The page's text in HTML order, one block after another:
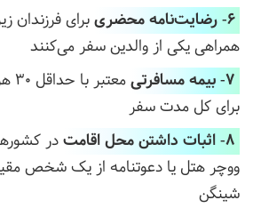
6- رضایت‌نامه محضری
همراهی یکی از والدین سفر می‌کنند
7- بیمه مسافرتی
برای کل مدت سفر
8- اثبات داشتن محل اقامت
در
ووچر هتل یا دعوتنامه از یک شخص
شینگن